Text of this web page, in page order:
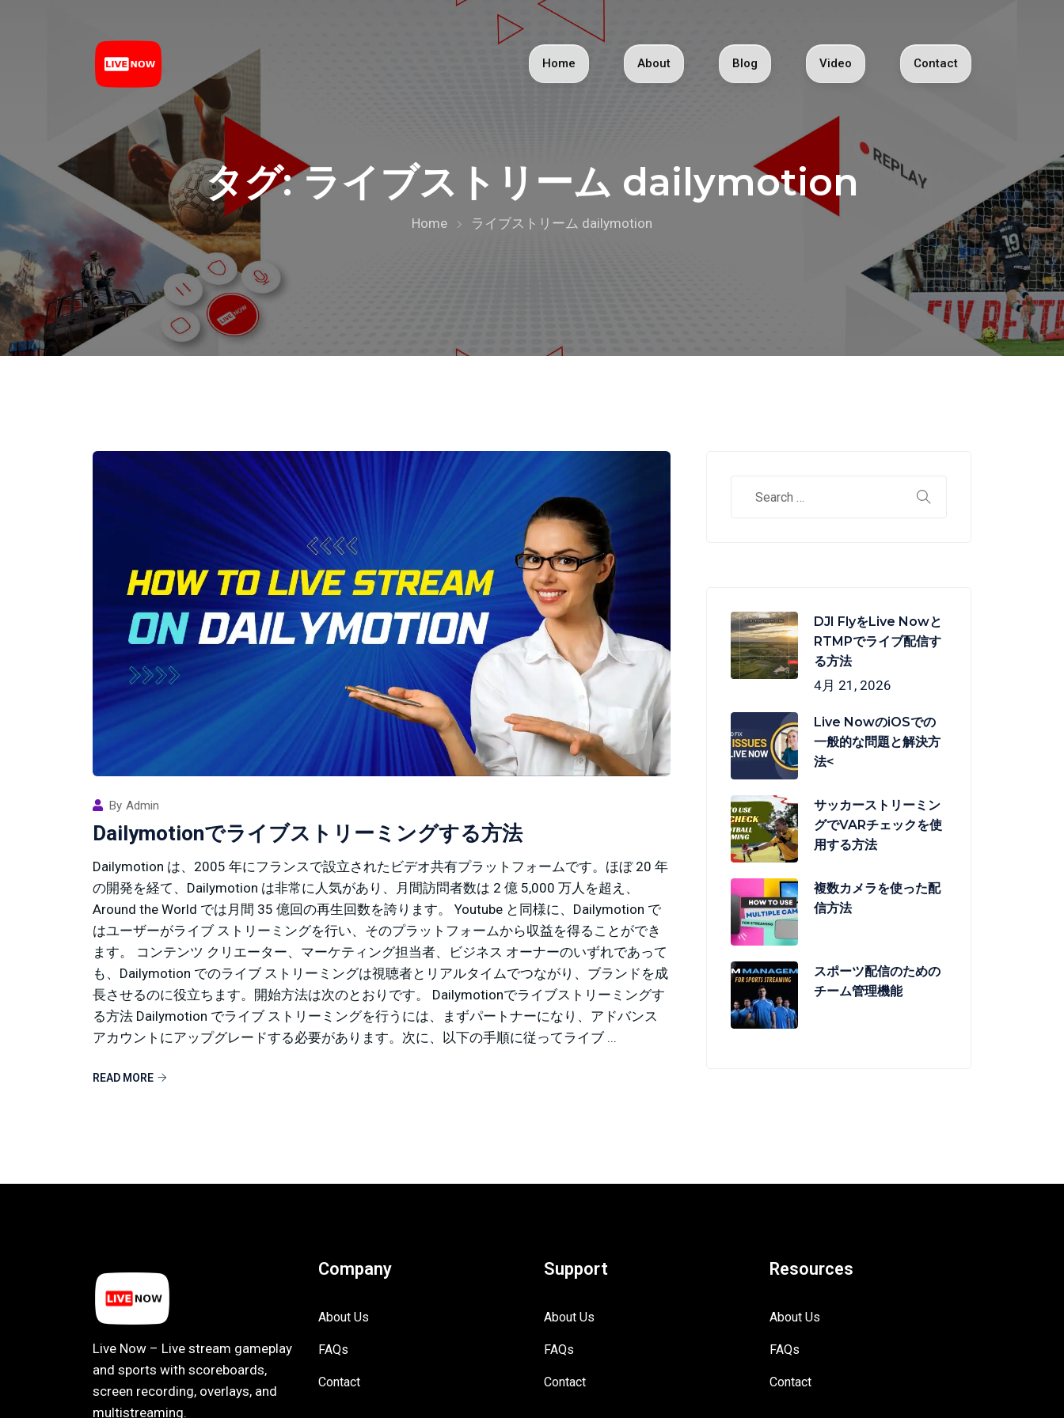
Home About Blog Video Contact
タグ:ライブストリーム dailymotion
Home ライブストリーム dailymotion
By Admin
Dailymotionでライブストリーミングする方法
Dailymotion は、2005 年にフランスで設立されたビデオ共有プラットフォームです。ほぼ 20 年
の開発を経て、Dailymotion は非常に人気があり、月間訪問者数は 2 億 5,000 万人を超え、
Around the World では月間 35 億回の再生回数を誇ります。 Youtube と同様に、Dailymotion で
はユーザーがライブ ストリーミングを行い、そのプラットフォームから収益を得ることができ
ます。 コンテンツ クリエーター、マーケティング担当者、ビジネス オーナーのいずれであって
も、Dailymotion でのライブ ストリーミングは視聴者とリアルタイムでつながり、ブランドを成
長させるのに役立ちます。開始方法は次のとおりです。 Dailymotionでライブストリーミングす
る方法 Dailymotion でライブ ストリーミングを行うには、まずパートナーになり、アドバンス
アカウントにアップグレードする必要があります。次に、以下の手順に従ってライブ ...
READ MORE
DJI FlyをLive Nowと
RTMPでライブ配信す
る方法
4月 21, 2026
Live NowのiOSでの
一般的な問題と解決方
法<
サッカーストリーミン
グでVARチェックを使
用する方法
複数カメラを使った配
信方法
スポーツ配信のための
チーム管理機能
Live Now – Live stream gameplay
and sports with scoreboards,
screen recording, overlays, and
multistreaming.
Company
About Us
FAQs
Contact
Support
About Us
FAQs
Contact
Resources
About Us
FAQs
Contact